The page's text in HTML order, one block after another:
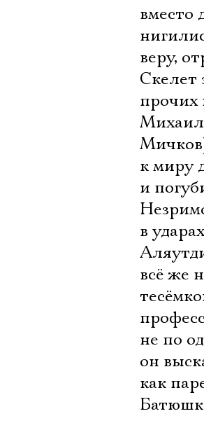
вместо
веру,
Скелет
прочих
к миру
и
в
всё же
не по
он
как